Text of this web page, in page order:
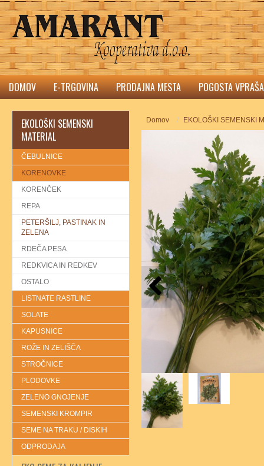
DOMOV E-TRGOVINA PRODAJNA MESTA POGOSTA
EKOLOŠKI SEMENSKI
MATERIAL
ČEBULNICE
KORENOVKE
KORENČEK
REPA
PETERŠILJ, PASTINAK IN
ZELENA
RDEČA PESA
REDKVICA IN REDKEV
OSTALO
LISTNATE RASTLINE
SOLATE
KAPUSNICE
ROŽE IN ZELIŠČA
STROČNICE
PLODOVKE
ZELENO GNOJENJE
SEMENSKI KROMPIR
SEME NA TRAKU / DISKIH
ODPRODAJA
Domov EKOLOŠKI SEMENSKI